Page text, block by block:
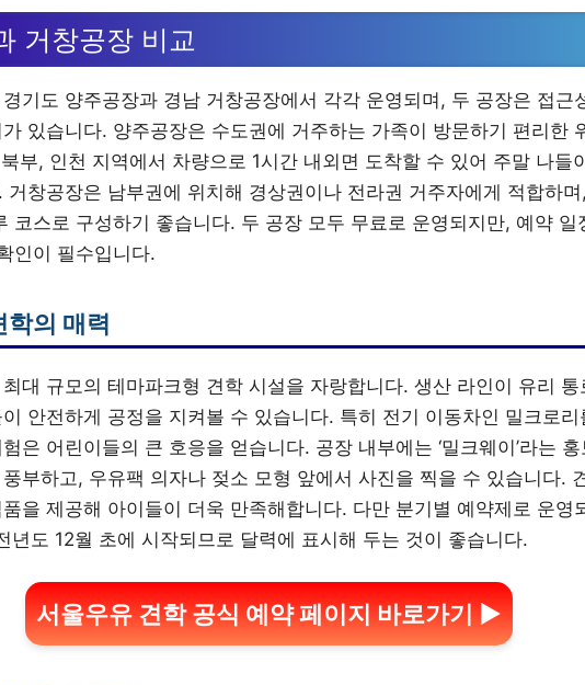
거창공장 비교
기도 양주공장과 경남 거창공장에서 각각 운영되며, 두 공장은 접근
있습니다. 양주공장은 수도권에 거주하는 가족이 방문하기 편리한
부, 인천 지역에서 차량으로 1시간 내외면 도착할 수 있어 주말 나들
거창공장은 남부권에 위치해 경상권이나 전라권 거주자에게 적합하
코스로 구성하기 좋습니다. 두 공장 모두 무료로 운영되지만, 예약 일
인이 필수입니다.
학의 매력
대 규모의 테마파크형 견학 시설을 자랑합니다. 생산 라인이 유리 통
안전하게 공정을 지켜볼 수 있습니다. 특히 전기 이동차인 밀크로리
은 어린이들의 큰 호응을 얻습니다. 공장 내부에는 ‘밀크웨이’라는
부하고, 우유팩 의자나 젖소 모형 앞에서 사진을 찍을 수 있습니다.
을 제공해 아이들이 더욱 만족해합니다. 다만 분기별 예약제로 운영
년도 12월 초에 시작되므로 달력에 표시해 두는 것이 좋습니다.
서울우유 견학 공식 예약 페이지 바로가기 ▶